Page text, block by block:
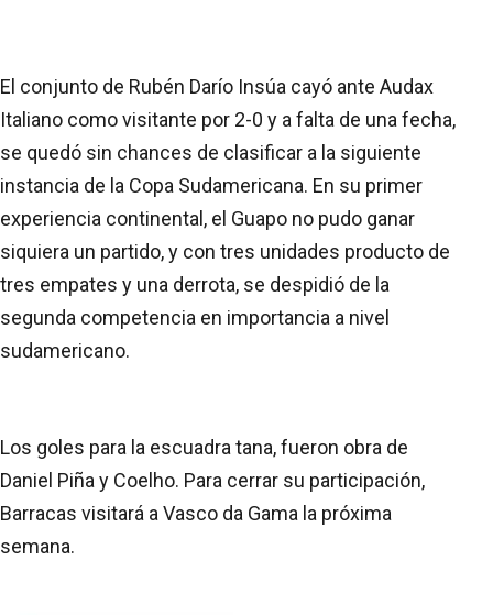
El conjunto de Rubén Darío Insúa cayó ante Audax
Italiano como visitante por 2-0 y a falta de una fecha,
se quedó sin chances de clasificar a la siguiente
instancia de la Copa Sudamericana. En su primer
experiencia continental, el Guapo no pudo ganar
siquiera un partido, y con tres unidades producto de
tres empates y una derrota, se despidió de la
segunda competencia en importancia a nivel
sudamericano.
Los goles para la escuadra tana, fueron obra de
Daniel Piña y Coelho. Para cerrar su participación,
Barracas visitará a Vasco da Gama la próxima
semana.